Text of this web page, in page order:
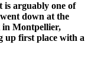
is arguably one of
down at the
in Montpellier,
up first place with a